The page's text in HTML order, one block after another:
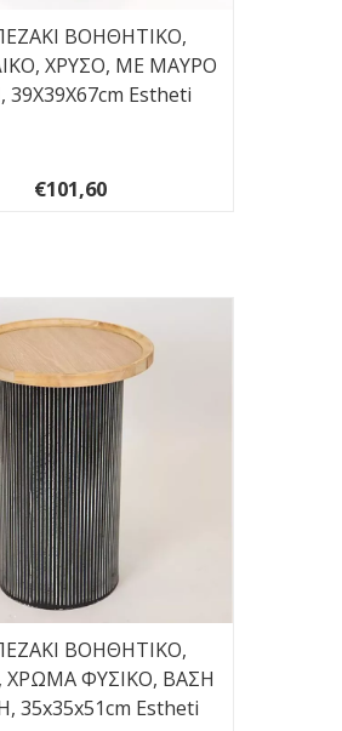
ΒΟΗΘΗΤΙΚΟ,
ΧΡΥΣΟ, ΜΕ ΜΑΥΡΟ
39X39X67cm Estheti
€101,60
ΒΟΗΘΗΤΙΚΟ,
ΧΡΩΜΑ ΦΥΣΙΚΟ, ΒΑΣΗ
35x35x51cm Estheti